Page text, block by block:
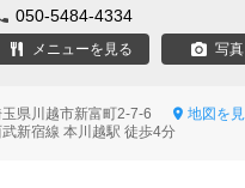
050-5484-4334
メニューを見る 写
玉県川越市新富町2-7-6
地図を
新宿線 本川越駅 徒歩4分